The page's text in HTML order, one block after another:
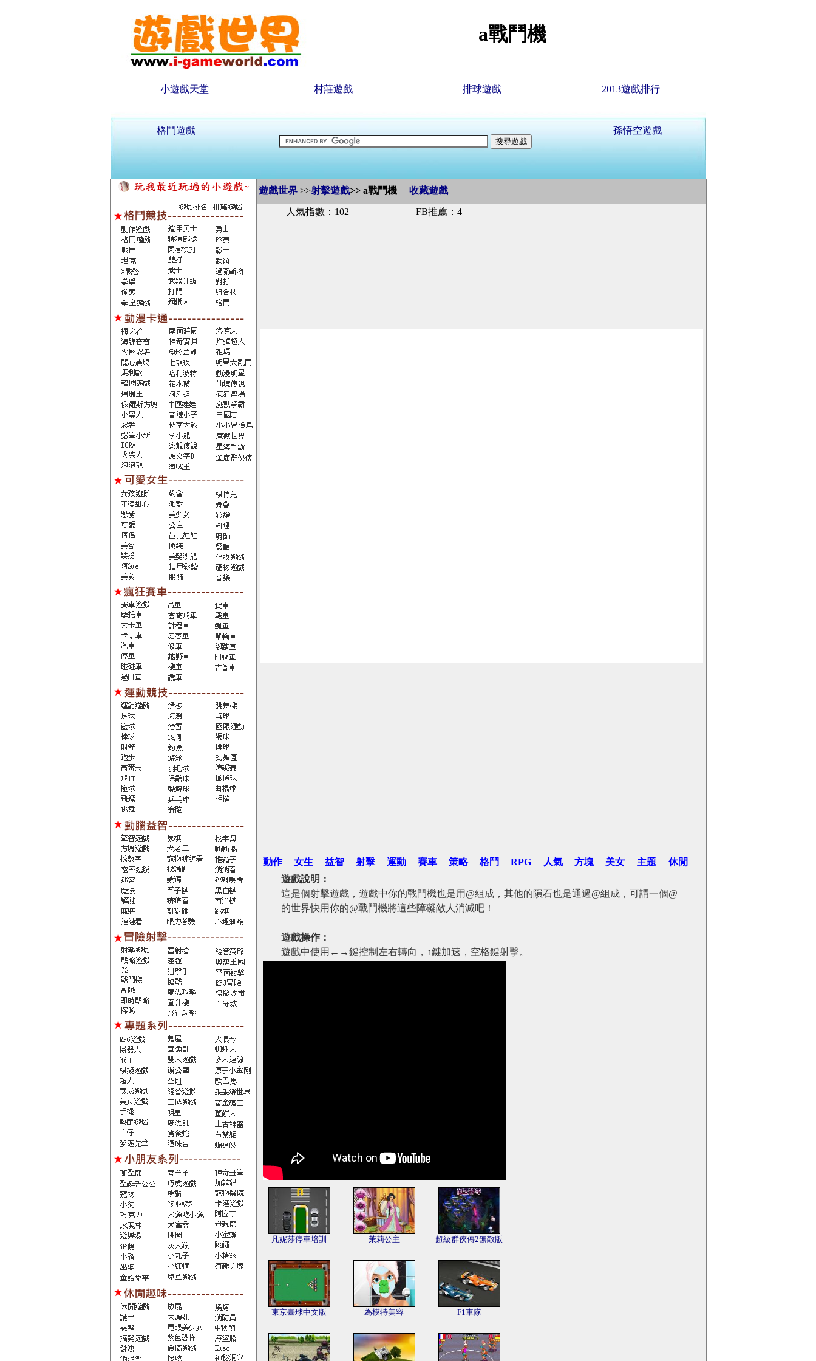
a戰鬥機
小遊戲天堂 村莊遊戲 排球遊戲 2013遊戲排行
格鬥遊戲 孫悟空遊戲
遊戲世界 >>射擊遊戲>>a戰鬥機 收藏遊戲
人氣指數：102 FB推薦：4
動作 女生 益智 射擊 運動 賽車 策略 格鬥 RPG 人氣 方塊 美女 主題
休閒
遊戲說明：
這是個射擊遊戲，遊戲中你的戰鬥機也是用@組成，其他的隕石也是通過@組成，可謂一個@
的世界快用你的@戰鬥機將這些障礙敵人消滅吧！
遊戲操作：
遊戲中使用←→鍵控制左右轉向，↑鍵加速，空格鍵射擊。
凡妮莎停車培訓 茉莉公主 超級群俠傳2無敵版
東京臺球中文版 為模特美容 F1車隊